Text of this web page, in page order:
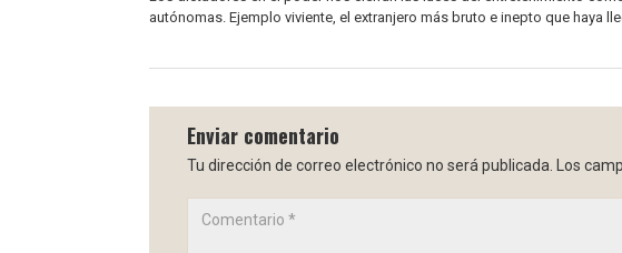
autónomas. Ejemplo viviente, el extranjero más bruto e inepto que haya
Enviar comentario
Tu dirección de correo electrónico no será publicada. Los